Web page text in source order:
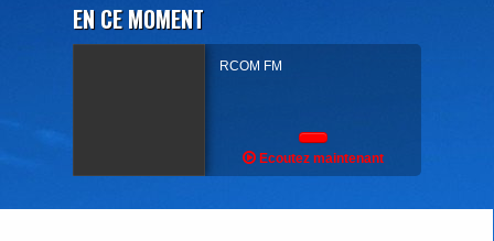
EN CE MOMENT
RCOM FM
Ecoutez maintenant